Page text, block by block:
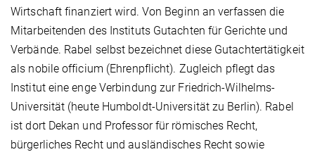
Wirtschaft finanziert wird. Von Beginn an verfassen die
Mitarbeitenden des Instituts Gutachten für Gerichte und
Verbände. Rabel selbst bezeichnet diese Gutachtertätigkeit
als nobile officium (Ehrenpflicht). Zugleich pflegt das
Institut eine enge Verbindung zur Friedrich-Wilhelms-
Universität (heute Humboldt-Universität zu Berlin). Rabel
ist dort Dekan und Professor für römisches Recht,
bürgerliches Recht und ausländisches Recht sowie